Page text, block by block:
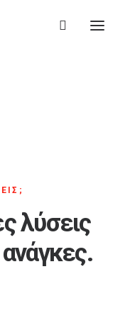
λύσεις